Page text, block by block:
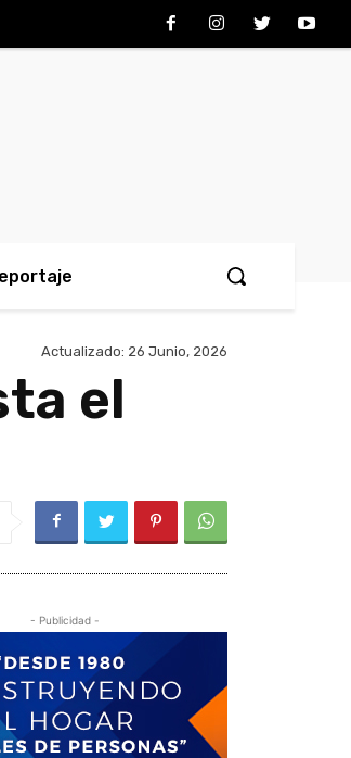
Actualizado: 26 Junio, 2026
el
- Publicidad -